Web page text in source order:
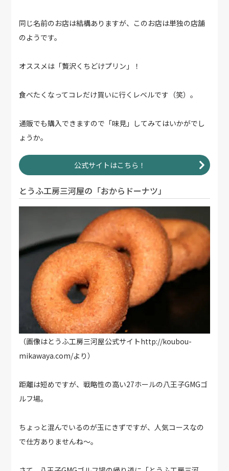
同じ名前のお店は結構ありますが、このお店は単独の店舗
のようです。
オススメは「贅沢くちどけプリン」！
食べたくなってコレだけ買いに行くレベルです（笑）。
通販でも購入できますので「味見」してみてはいかがでし
ょうか。
公式サイトはこちら！
とうふ工房三河屋の「おからドーナツ」
（画像はとうふ工房三河屋公式サイトhttp://koubou-
mikawaya.com/より）
距離は短めですが、戦略性の高い27ホールの八王子GMGゴ
ルフ場。
ちょっと混んでいるのが玉にきずですが、人気コースなの
で仕方ありませんね～。